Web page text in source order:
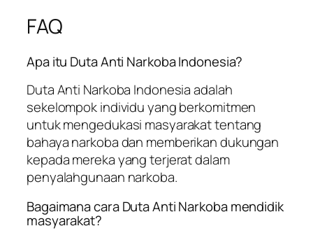
FAQ
Apa itu Duta Anti Narkoba Indonesia?
Duta Anti Narkoba Indonesia adalah
sekelompok individu yang berkomitmen
untuk mengedukasi masyarakat tentang
bahaya narkoba dan memberikan dukungan
kepada mereka yang terjerat dalam
penyalahgunaan narkoba.
Bagaimana cara Duta Anti Narkoba mendidik
masyarakat?